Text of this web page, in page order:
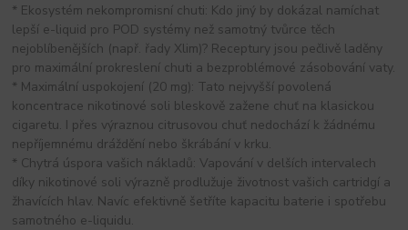
* Ekosystém nekompromisní chuti: Kdo jiný by dokázal namíchat
lepší e-liquid pro POD systémy než samotný tvůrce těch
nejoblíbenějších (např. řady Xlim)? Receptury jsou pečlivě laděny
pro maximální prokreslení chuti a bezproblémové zásobování vaty.
* Maximální uspokojení (20 mg): Tato nejvyšší povolená
koncentrace nikotinové soli bleskově zažene chuť na klasickou
cigaretu. I přes výraznou citrusovou chuť nedochází k žádnému
nepříjemnému dráždění nebo škrábání v krku.
* Chytrá úspora vašich nákladů: Vapování v delších intervalech
díky nikotinové soli výrazně prodlužuje životnost vašich cartridgí a
žhavících hlav. Navíc efektivně šetříte kapacitu baterie i spotřebu
samotného e-liquidu.